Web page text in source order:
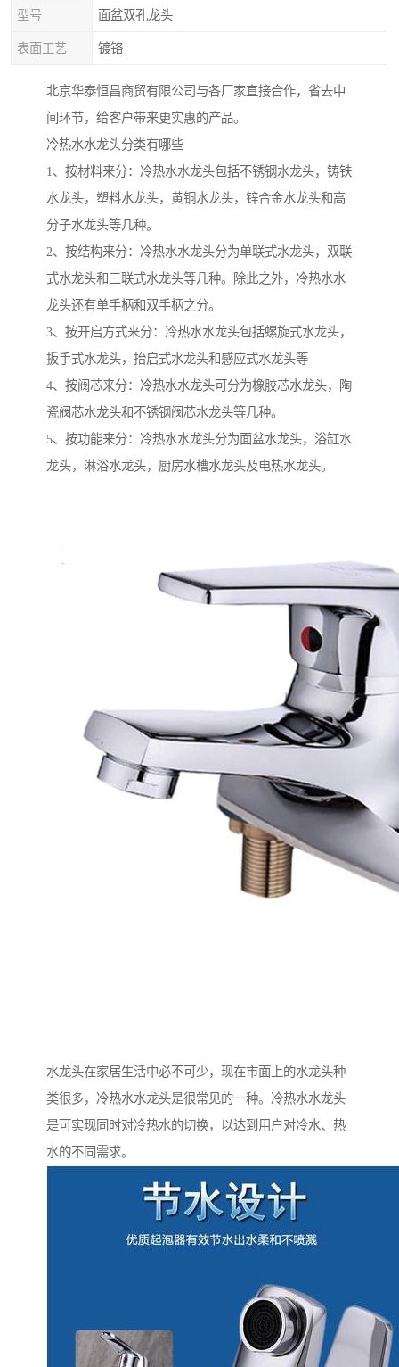
型号 面盆双孔龙头
表面工艺 镀铬
北京华泰恒昌商贸有限公司与各厂家直接合作，省去中
间环节，给客户带来更实惠的产品。
冷热水水龙头分类有哪些
1、按材料来分：冷热水水龙头包括不锈钢水龙头，铸铁
水龙头，塑料水龙头，黄铜水龙头，锌合金水龙头和高
分子水龙头等几种。
2、按结构来分：冷热水水龙头分为单联式水龙头，双联
式水龙头和三联式水龙头等几种。除此之外，冷热水水
龙头还有单手柄和双手柄之分。
3、按开启方式来分：冷热水水龙头包括螺旋式水龙头，
扳手式水龙头，抬启式水龙头和感应式水龙头等
4、按阀芯来分：冷热水水龙头可分为橡胶芯水龙头，陶
瓷阀芯水龙头和不锈钢阀芯水龙头等几种。
5、按功能来分：冷热水水龙头分为面盆水龙头，浴缸水
龙头，淋浴水龙头，厨房水槽水龙头及电热水龙头。
水龙头在家居生活中必不可少，现在市面上的水龙头种
类很多，冷热水水龙头是很常见的一种。冷热水水龙头
是可实现同时对冷热水的切换，以达到用户对冷水、热
水的不同需求。